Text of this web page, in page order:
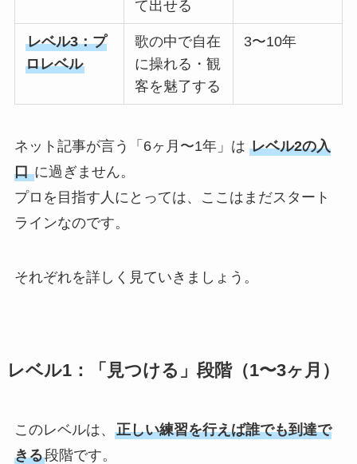
て出せる
レベル3：プ
ロレベル
歌の中で自在
に操れる・観
客を魅了する
3〜10年
ネット記事が言う「6ヶ月〜1年」は レベル2の入
口 に過ぎません。
プロを目指す人にとっては、ここはまだスタート
ラインなのです。
それぞれを詳しく見ていきましょう。
レベル1：「見つける」段階（1〜3ヶ月）
このレベルは、 正しい練習を行えば誰でも到達で
きる段階です。